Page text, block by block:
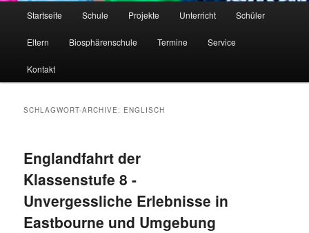
Startseite Schule Projekte Unterricht Schüler
Eltern Biosphärenschule Termine Service
Kontakt
SCHLAGWORT-ARCHIVE: ENGLISCH
Englandfahrt der
Klassenstufe 8 -
Unvergessliche Erlebnisse in
Eastbourne und Umgebung